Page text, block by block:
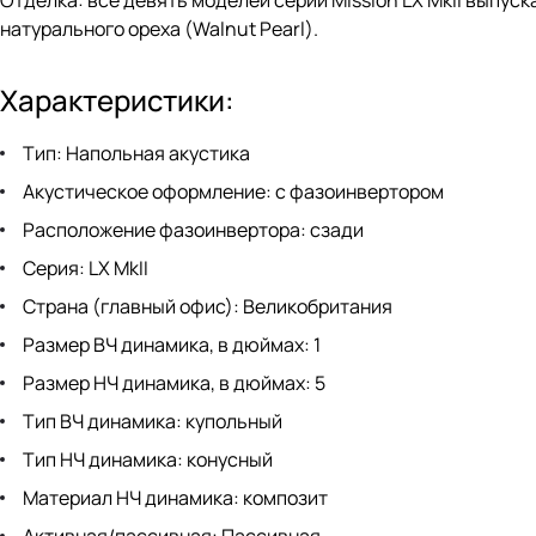
натурального ореха (Walnut Pearl).
Характеристики:
Тип: Напольная акустика
Акустическое оформление: с фазоинвертором
Расположение фазоинвертора: сзади
Серия: LX MkII
Страна (главный офис): Великобритания
Размер ВЧ динамика, в дюймах: 1
Размер НЧ динамика, в дюймах: 5
Тип ВЧ динамика: купольный
Тип НЧ динамика: конусный
Материал НЧ динамика: композит